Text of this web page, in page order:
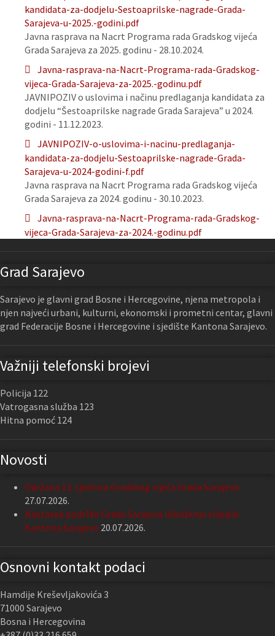
kandidata-za-dodjelu-Sestoaprilske-nagrade-Grada-
Sarajeva-u-2025.-godini.pdf
Javna rasprava na Nacrt Programa rada Gradskog vijeća
Grada Sarajeva za 2025. godinu - 28.10.2024.
Javna-rasprava-na-Nacrt-Programa-rada-Gradskog-
vijeca-Grada-Sarajeva-za-2025.-godinu.pdf
JAVNIPOZIV o uslovima i načinu predlaganja kandidata za
dodjelu “Šestoaprilske nagrade Grada Sarajeva” u 2024.
godini - 11.12.2023.
JAVNIPOZIV-o-uslovima-i-nacinu-predlaganja-
kandidata-za-dodjelu-Sestoaprilske-nagrade-Grada-
Sarajeva-u-2024-godini-f.pdf
Javna rasprava na Nacrt Programa rada Gradskog vijeća
Grada Sarajeva za 2024. godinu - 30.10.2023.
Javna-rasprava-na-Nacrt-Programa-rada-Gradskog-
vijeca-Grada-Sarajeva-za-2024.-godinu.pdf
Grad Sarajevo
Sarajevo je glavni grad Bosne i Hercegovine, njena metropola i
njen najveći urbani, kulturni, ekonomski i prometni centar, glavni
grad Federacije Bosne i Hercegovine i sjedište Kantona Sarajevo.
Važniji telefonski brojevi
Policija 122
Vatrogasna služba 123
Hitna pomoć 124
Novosti
Održana 13. sjednica Gradskog vijeća Grada Sarajeva
27.07.2026.
Nastavak podrške Grada Sarajeva Udruženju slijepih
Kantona Sarajevo 20.07.2026.
Osnovni kontakt podaci
Hamdije Kreševljakovića 3
71000 Sarajevo
Bosna i Hercegovina